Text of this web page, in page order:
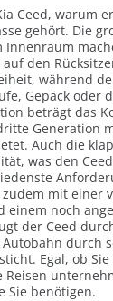
Ceed, warum
gehört. Die
Innenraum
den
während
Gepäck oder
beträgt das
Generation
Auch die
was den
mit einer
einem noch
der Ceed
durch
Egal, ob
Sie benötigen.